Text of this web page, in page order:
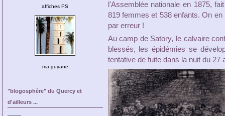
affiches PS
ma guyane
"blogosphère" du Quercy et
d'ailleurs ...
l'Assemblée nationale en 1875,
819 femmes et 538 enfants. On
par erreur !
Au camp de Satory, le calvaire
blessés, les épidémies se
tentative de fuite dans la nuit du 27